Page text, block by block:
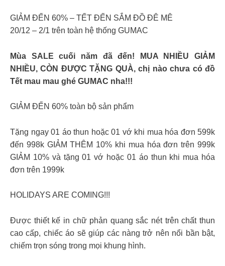
GIẢM ĐẾN 60% – TẾT ĐẾN SẮM ĐỒ ĐÊ MÊ
20/12 – 2/1 trên toàn hệ thống GUMAC
Mùa SALE cuối năm đã đến! MUA NHIỀU GIẢM
NHIỀU, CÒN ĐƯỢC TẶNG QUÀ, chị nào chưa có đồ
Tết mau mau ghé GUMAC nha!!!
GIẢM ĐẾN 60% toàn bộ sản phẩm
Tặng ngay 01 áo thun hoặc 01 vớ khi mua hóa đơn 599k
đến 998k GIẢM THÊM 10% khi mua hóa đơn trên 999k
GIẢM 10% và tặng 01 vớ hoặc 01 áo thun khi mua hóa
đơn trên 1999k
HOLIDAYS ARE COMING!!!
Được thiết kế in chữ phản quang sắc nét trên chất thun
cao cấp, chiếc áo sẽ giúp các nàng trở nên nổi bần bật,
chiếm trọn sóng trong mọi khung hình.